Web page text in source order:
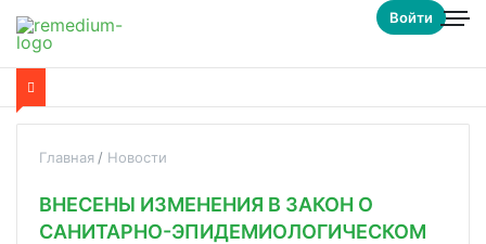
Войти
Главная Новости
ВНЕСЕНЫ ИЗМЕНЕНИЯ В ЗАКОН О
САНИТАРНО-ЭПИДЕМИОЛОГИЧЕСКОМ